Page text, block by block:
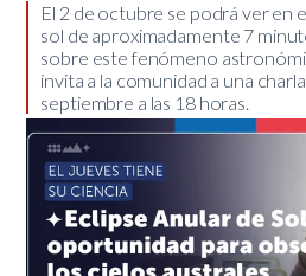
​El 2 de octubre se podrá ver en
sol de aproximadamente 7
sobre este fenómeno
invita a la comunidad a una
septiembre a las 18 horas.